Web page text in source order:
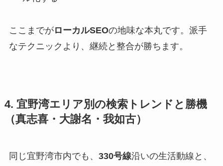
ここまでがローカルSEOの地味な本丸です。派手
なテクニックより、継続と整合が勝ちます。
4. 宜野湾エリア別の検索トレンドと勝機
（真志喜・大謝名・我如古）
同じ宜野湾市内でも、 330号線沿いの生活動線と、